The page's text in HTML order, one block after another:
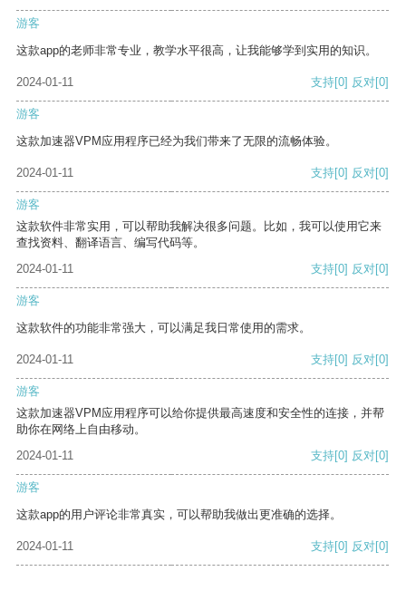
游客
这款app的老师非常专业，教学水平很高，让我能够学到实用的知识。
2024-01-11 支持[0] 反对[0]
游客
这款加速器VPM应用程序已经为我们带来了无限的流畅体验。
2024-01-11 支持[0] 反对[0]
游客
这款软件非常实用，可以帮助我解决很多问题。比如，我可以使用它来
查找资料、翻译语言、编写代码等。
2024-01-11
支持[0] 反对[0]
游客
这款软件的功能非常强大，可以满足我日常使用的需求。
2024-01-11 支持[0] 反对[0]
游客
这款加速器VPM应用程序可以给你提供最高速度和安全性的连接，并帮
助你在网络上自由移动。
2024-01-11
支持[0] 反对[0]
游客
这款app的用户评论非常真实，可以帮助我做出更准确的选择。
2024-01-11 支持[0] 反对[0]